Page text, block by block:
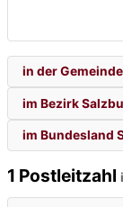
in der
im Bezirk
im Bundesland
1 Postleitzahl